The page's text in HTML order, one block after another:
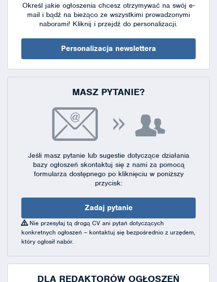
Określ jakie ogłoszenia chcesz otrzymywać na swój e-
mail i bądź na bieżąco ze wszystkimi prowadzonymi
naborami! Kliknij i przejdź do personalizacji.
Personalizacja newslettera
MASZ PYTANIE?
Jeśli masz pytanie lub sugestie dotyczące działania
bazy ogłoszeń skontaktuj się z nami za pomocą
formularza dostępnegopo kliknięciu w poniższy
przycisk:
Zadaj pytanie
Nie przesyłaj tą drogą CV ani pytań dotyczących
konkretnych ogłoszeń – kontaktuj się bezpośrednio z urzędem,
który ogłosił nabór.
DLA REDAKTORÓW OGŁOSZEŃ